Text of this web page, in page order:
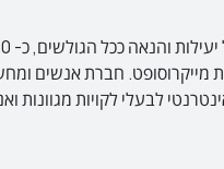
להיטיב מתכני אינטרנט נגישים יותר, כך על פי מחקר